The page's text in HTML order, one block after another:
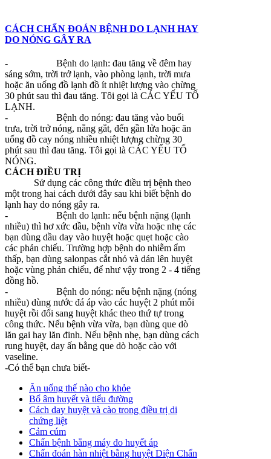
CÁCH CHẨN ĐOÁN BỆNH DO LẠNH HAY
DO NÓNG GÂY RA
-
Bệnh do lạnh: đau tăng về đêm hay
sáng sớm, trời trở lạnh, vào phòng lạnh, trời mưa
hoặc ăn uống đồ lạnh đồ ít nhiệt lượng vào chừng
30 phút sau thì đau tăng. Tôi gọi là CÁC YẾU TỐ
LẠNH.
-
Bệnh do nóng: đau tăng vào buổi
trưa, trời trở nóng, nắng gắt, đến gần lửa hoặc ăn
uống đồ cay nóng nhiều nhiệt lượng chừng 30
phút sau thì đau tăng. Tôi gọi là CÁC YẾU TỐ
NÓNG.
CÁCH ĐIỀU TRỊ
Sử dụng các công thức điều trị bệnh theo
một trong hai cách dưới đây sau khi biết bệnh do
lạnh hay do nóng gây ra.
-
Bệnh do lạnh: nếu bệnh nặng (lạnh
nhiều) thì hơ xức dầu, bệnh vừa vừa hoặc nhẹ các
bạn dùng dầu day vào huyệt hoặc quẹt hoặc cào
các phản chiếu. Trường hợp bệnh do nhiễm ẩm
thấp, bạn dùng salonpas cắt nhỏ và dán lên huyệt
hoặc vùng phản chiếu, để như vậy trong 2 - 4 tiếng
đồng hồ.
-
Bệnh do nóng: nếu bệnh nặng (nóng
nhiều) dùng nước đá áp vào các huyệt 2 phút mỗi
huyệt rồi đổi sang huyệt khác theo thứ tự trong
công thức. Nếu bệnh vừa vừa, bạn dùng que dò
lăn gai hay lăn đinh. Nếu bệnh nhẹ, bạn dùng cách
rung huyệt, day ấn bằng que dò hoặc cào với
vaseline.
-Có thể bạn chưa biết-
Ăn uống thế nào cho khỏe
Bổ âm huyết và tiểu đường
Cách day huyệt và cào trong điều trị di
chứng liệt
Cảm cúm
Chẩn bệnh bằng máy đo huyết áp
Chẩn đoán hàn nhiệt bằng huyệt Diện Chẩn